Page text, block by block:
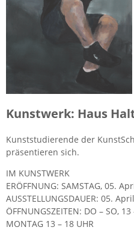
Kunst­werk: Haus
Kunst­stu­die­ren­de der
prä­sen­tie­ren sich.
IM KUNST­WERK
ER­ÖFF­NUNG: SAMS­TAG, 05.
AUS­STEL­LUNGS­DAU­ER: 05.
ÖFF­NUNGS­ZEI­TEN: DO – SO,
MON­TAG 13 – 18 UHR